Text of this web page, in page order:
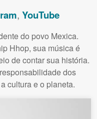
, YouTube
do povo Mexica.
Hhop, sua música é
de contar sua história.
dos
cultura e o planeta.